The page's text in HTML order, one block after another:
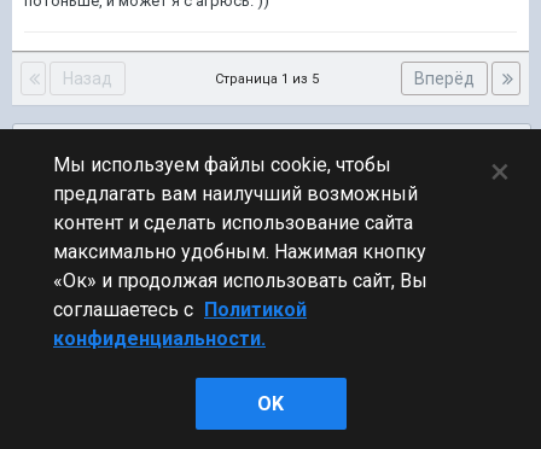
Назад Вперёд
Страница 1 из 5
ПЕРЕЙТИ К СПИСКУ ТЕМ
Железо и софт
Стиль
Мы используем файлы cookie, чтобы
предлагать вам наилучший возможный
контент и сделать использование сайта
максимально удобным. Нажимая кнопку
«Ок» и продолжая использовать сайт, Вы
соглашаетесь с Политикой
конфиденциальности.
OK
×